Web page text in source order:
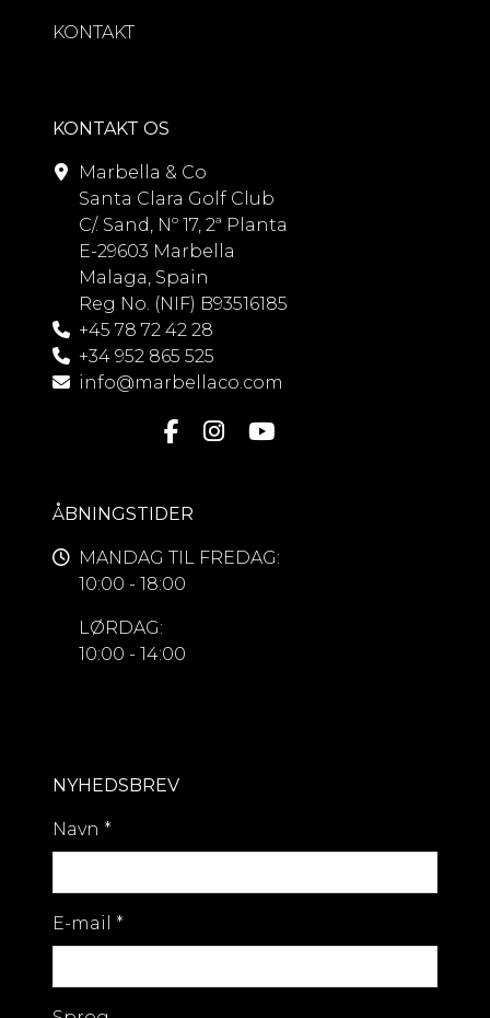
KONTAKT
KONTAKT OS
Marbella & Co
Santa Clara Golf Club
C/. Sand, Nº 17, 2ª Planta
E-29603 Marbella
Malaga, Spain
Reg No. (NIF) B93516185
+45 78 72 42 28
+34 952 865 525
info@marbellaco.com
ÅBNINGSTIDER
MANDAG TIL FREDAG:
10:00 - 18:00
LØRDAG:
10:00 - 14:00
NYHEDSBREV
Navn *
E-mail *